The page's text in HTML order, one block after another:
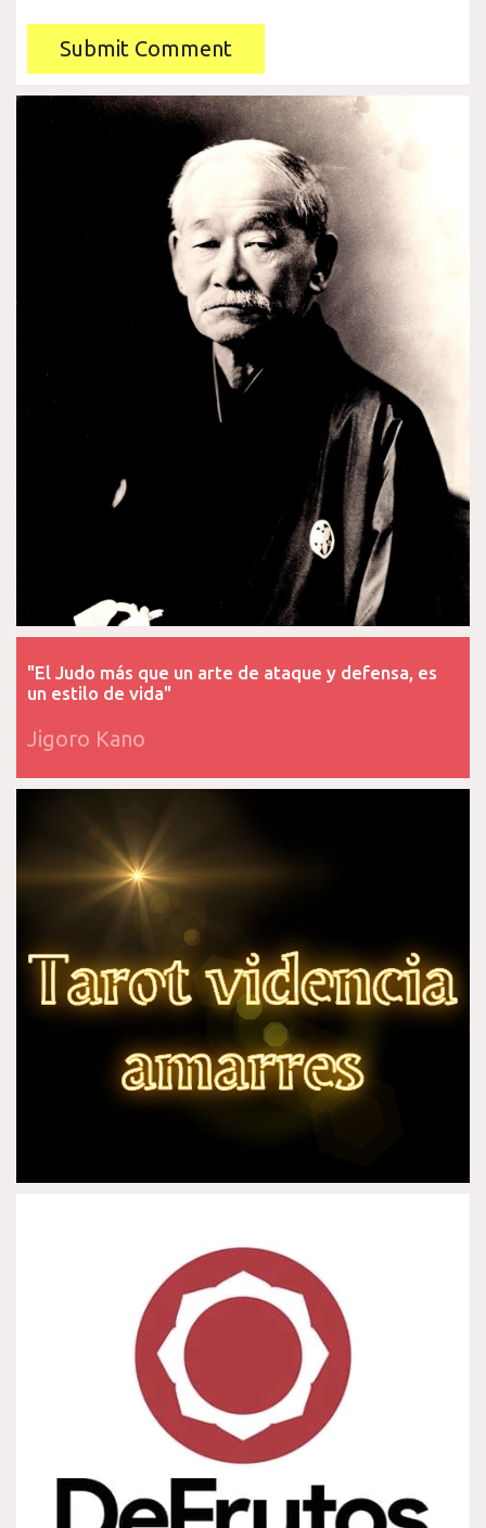
"El Judo más que un arte de ataque y defensa, es
un estilo de vida"
Jigoro Kano